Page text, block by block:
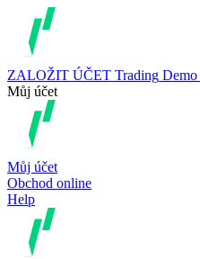
ZALOŽIT ÚČET Trading Demo
Můj účet
Můj účet
Obchod online
Help